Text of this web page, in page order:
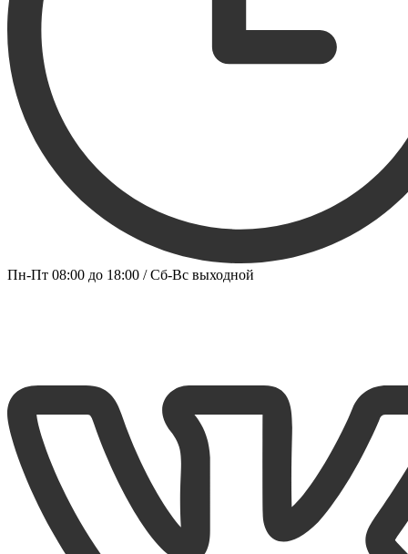
Пн-Пт 08:00 до 18:00 / Сб-Вс выходной